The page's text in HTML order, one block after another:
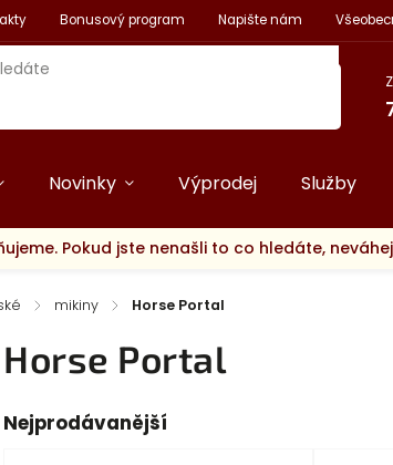
Bonusový program Napište nám
Novinky Výprodej Služby
Pokud jste nenašli to co hledáte,
/ mikiny / Horse Portal
Horse Portal
Nejprodávanější